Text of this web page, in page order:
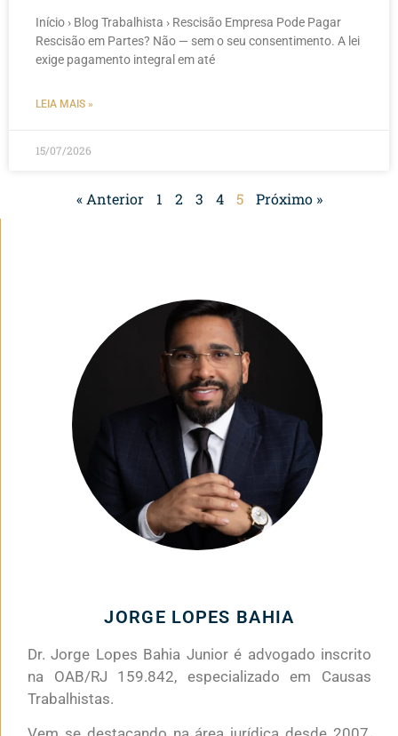
Início › Blog Trabalhista › Rescisão Empresa Pode Pagar
Rescisão em Partes? Não — sem o seu consentimento. A lei
exige pagamento integral em até
LEIA MAIS »
15/07/2026
« Anterior 1 2 3 4 5 Próximo »
JORGE LOPES BAHIA
Dr. Jorge Lopes Bahia Junior é advogado inscrito
na OAB/RJ 159.842, especializado em Causas
Trabalhistas.